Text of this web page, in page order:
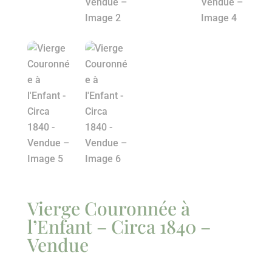
Vierge Couronnée à
l’Enfant – Circa 1840 –
Vendue